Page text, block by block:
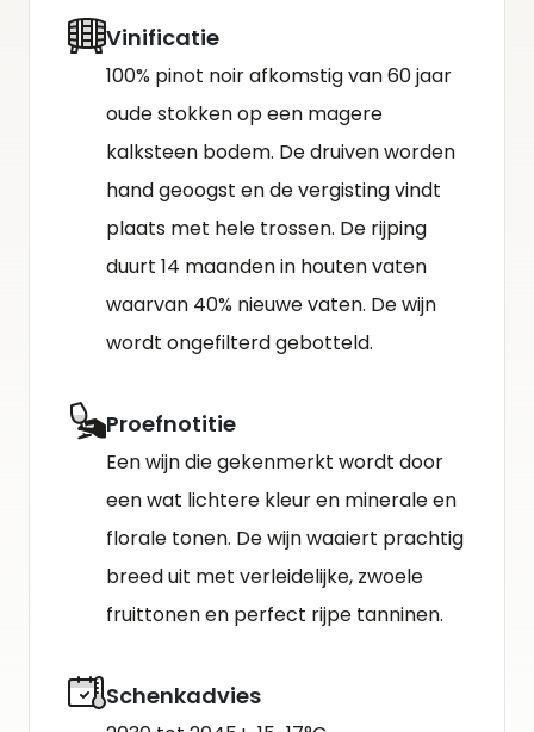
Vinificatie
100% pinot noir afkomstig van 60 jaar
oude stokken op een magere
kalksteen bodem. De druiven worden
hand geoogst en de vergisting vindt
plaats met hele trossen. De rijping
duurt 14 maanden in houten vaten
waarvan 40% nieuwe vaten. De wijn
wordt ongefilterd gebotteld.
Proefnotitie
Een wijn die gekenmerkt wordt door
een wat lichtere kleur en minerale en
florale tonen. De wijn waaiert prachtig
breed uit met verleidelijke, zwoele
fruittonen en perfect rijpe tanninen.
Schenkadvies